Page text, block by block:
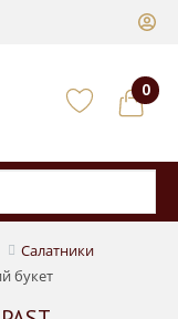
0
Салатники
букет